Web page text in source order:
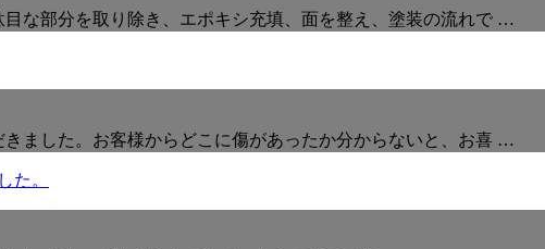
な部分を取り除き、エポキシ充填、面を整え、塗装の流れで …
ました。お客様からどこに傷があったか分からないと、お喜 …